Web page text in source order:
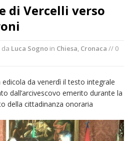
agricolo
davanti all’ospedale curato da
autistici in cura all’Asl di
sagre anche per i mezzi storici della
amichevole di buon riscontro
di Vercelli verso
da Luca Sogno in Chiesa Cronaca // 0
da venerdì il testo integrale
dall’arcivescovo emerito durante la
della cittadinanza onoraria